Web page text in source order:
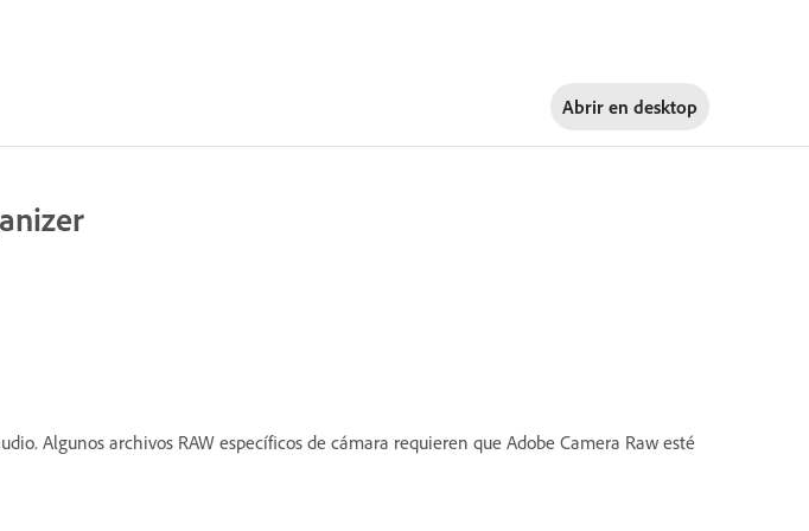
Abrir en desktop
Algunos archivos RAW específicos de cámara requieren que Adobe Camera Raw esté